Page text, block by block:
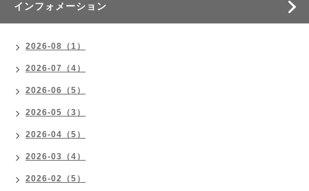
インフォメーション
2026-08（1）
2026-07（4）
2026-06（5）
2026-05（3）
2026-04（5）
2026-03（4）
2026-02（5）